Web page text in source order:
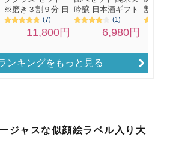
ンキングをもっと見る
ジャスな似顔絵ラベル入り大